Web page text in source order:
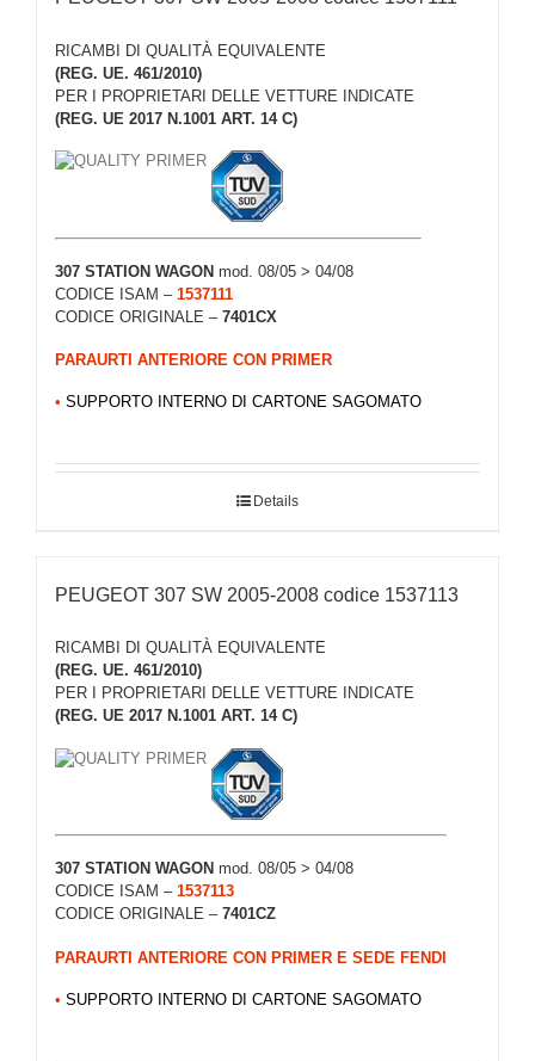
RICAMBI DI QUALITÀ EQUIVALENTE
(REG. UE. 461/2010)
PER I PROPRIETARI DELLE VETTURE INDICATE
(REG. UE 2017 N.1001 ART. 14 C)
307 STATION WAGON mod. 08/05 > 04/08
CODICE ISAM – 1537111
CODICE ORIGINALE – 7401CX
PARAURTI ANTERIORE CON PRIMER
• SUPPORTO INTERNO DI CARTONE SAGOMATO
Details
PEUGEOT 307 SW 2005-2008 codice 1537113
RICAMBI DI QUALITÀ EQUIVALENTE
(REG. UE. 461/2010)
PER I PROPRIETARI DELLE VETTURE INDICATE
(REG. UE 2017 N.1001 ART. 14 C)
307 STATION WAGON mod. 08/05 > 04/08
CODICE ISAM – 1537113
CODICE ORIGINALE – 7401CZ
PARAURTI ANTERIORE CON PRIMER E SEDE FENDI
• SUPPORTO INTERNO DI CARTONE SAGOMATO